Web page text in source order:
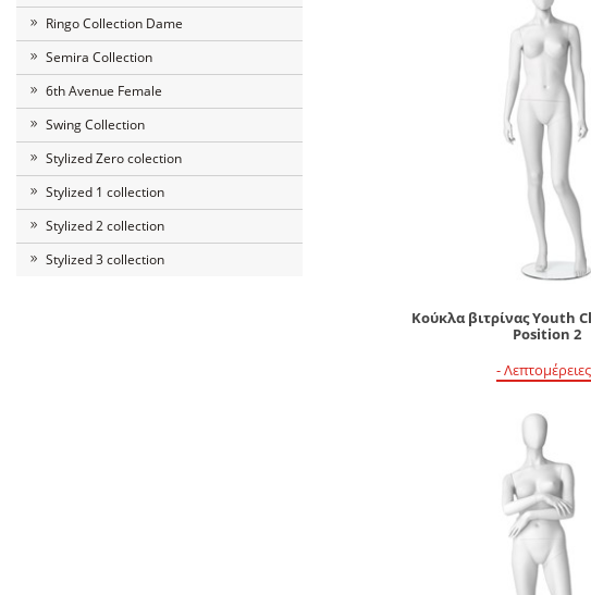
Ringo Collection Dame
Semira Collection
6th Avenue Female
Swing Collection
Stylized Zero colection
Stylized 1 collection
Stylized 2 collection
Stylized 3 collection
Κούκλα βιτρίνας Youth
Position 2
-